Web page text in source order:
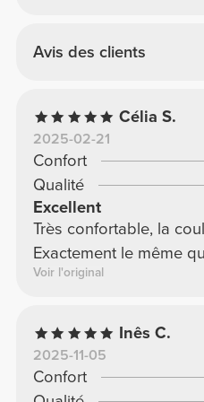
Avis des clients
Célia S.
2025-02-21
Confort
Qualité
Excellent
Très confortable, la
Exactement le même
Voir l'original
Inês C.
2025-11-05
Confort